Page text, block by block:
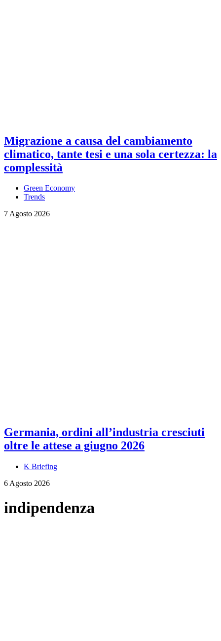
Migrazione a causa del cambiamento
climatico, tante tesi e una sola certezza: la
complessità
Green Economy
Trends
7 Agosto 2026
Germania, ordini all’industria cresciuti
oltre le attese a giugno 2026
K Briefing
6 Agosto 2026
indipendenza